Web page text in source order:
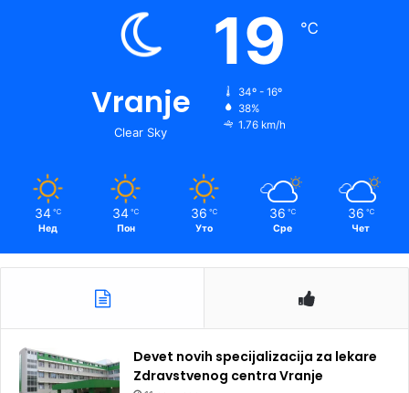
Vranje
Clear Sky
19 ℃
34º - 16º
38%
1.76 km/h
34 ℃
Нед
34 ℃
Пон
36 ℃
Уто
36 ℃
Сре
36 ℃
Чет
Devet novih specijalizacija za lekare
Zdravstvenog centra Vranje